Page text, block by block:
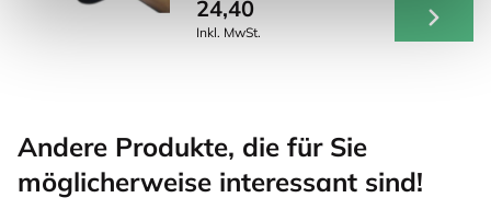
24,40
Inkl. MwSt.
Andere Produkte, die für Sie
möglicherweise interessant sind!